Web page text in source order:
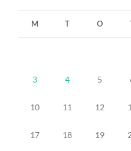
M T O
3 4 5
10 11 12
17 18 19